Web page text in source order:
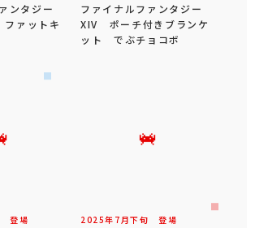
ンタジー
ァットキ
ファイナルファンタジー
XIV ポーチ付きブランケ
ット でぶチョコボ
登場 2025年 7 月下旬 登場